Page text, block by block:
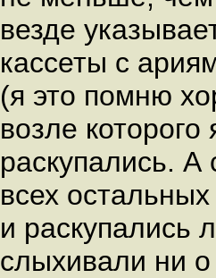
везде
кассеты с
(я это помню
возле
раскупались.
всех
и раскупались
слыхивали ни